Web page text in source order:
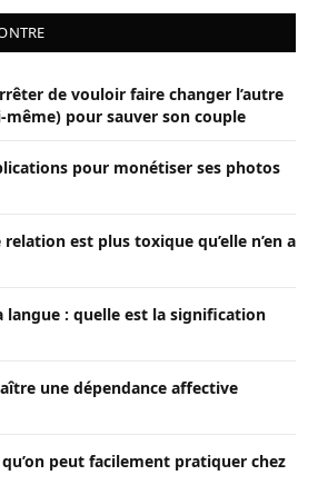
de vouloir faire changer l’autre
même) pour sauver son couple
pour monétiser ses photos
relation est plus toxique qu’elle n’en a
langue : quelle est la signification
une dépendance affective
peut facilement pratiquer chez